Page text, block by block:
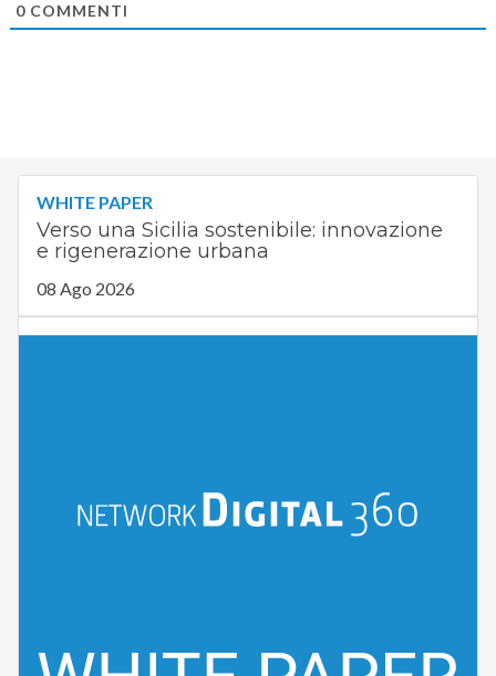
0COMMENTI
WHITE PAPER
Verso una Sicilia sostenibile: innovazione
e rigenerazione urbana
08 Ago 2026